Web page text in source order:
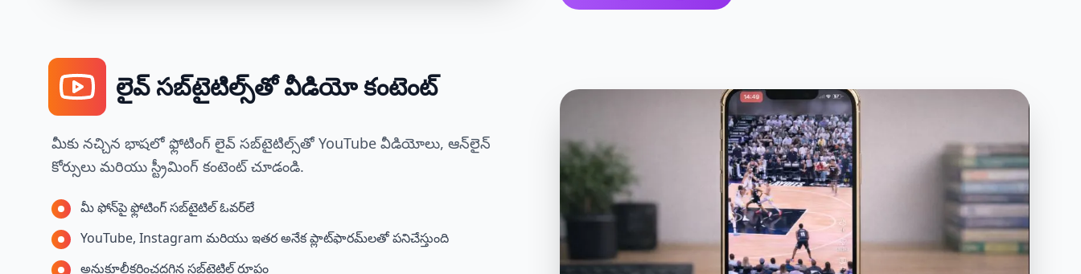
లైవ్ సబ్‌టైటిల్స్‌తో వీడియో కంటెంట్
మీకు నచ్చిన భాషలో ఫ్లోటింగ్ లైవ్ సబ్‌టైటిల్స్‌తో YouTube వీడియోలు, ఆన్‌లైన్
కోర్సులు మరియు స్ట్రీమింగ్ కంటెంట్ చూడండి.
మీ ఫోన్‌పై ఫ్లోటింగ్ సబ్‌టైటిల్ ఓవర్‌లే
YouTube, Instagram మరియు ఇతర అనేక ప్లాట్‌ఫారమ్‌లతో పనిచేస్తుంది
అనుకూలీకరించదగిన సబ్‌టైటిల్ రూపం